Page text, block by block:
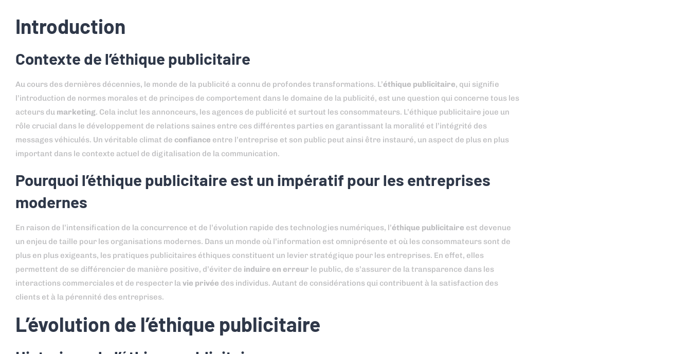
Introduction
Contexte de l’éthique publicitaire
Au cours des dernières décennies, le monde de la publicité a connu de profondes transformations. L’éthique publicitaire, qui signifie
l’introduction de normes morales et de principes de comportement dans le domaine de la publicité, est une question qui concerne tous les
acteurs du marketing. Cela inclut les annonceurs, les agences de publicité et surtout les consommateurs. L’éthique publicitaire joue un
rôle crucial dans le développement de relations saines entre ces différentes parties en garantissant la moralité et l’intégrité des
messages véhiculés. Un véritable climat de confiance entre l’entreprise et son public peut ainsi être instauré, un aspect de plus en plus
important dans le contexte actuel de digitalisation de la communication.
Pourquoi l’éthique publicitaire est un impératif pour les entreprises
modernes
En raison de l’intensification de la concurrence et de l’évolution rapide des technologies numériques, l’éthique publicitaire est devenue
un enjeu de taille pour les organisations modernes. Dans un monde où l’information est omniprésente et où les consommateurs sont de
plus en plus exigeants, les pratiques publicitaires éthiques constituent un levier stratégique pour les entreprises. En effet, elles
permettent de se différencier de manière positive, d’éviter de induire en erreur le public, de s’assurer de la transparence dans les
interactions commerciales et de respecter lavie privée des individus. Autant de considérations qui contribuent à la satisfaction des
clients et à la pérennité des entreprises.
L’évolution de l’éthique publicitaire